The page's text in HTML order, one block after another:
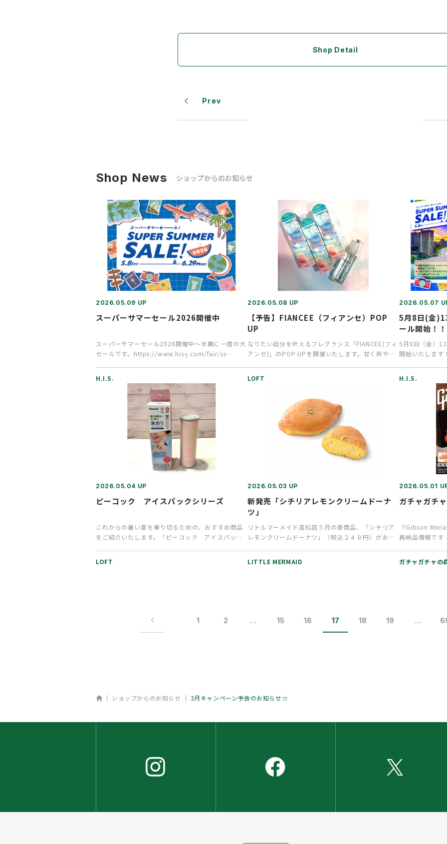
Shop Detail
Prev
Shop News ショップからのお知らせ
2026.05.09 UP
スーパーサマーセール2026開催中
スーパーサマーセール2026開催中～半期に一度の大
セールです。https://www.his-j.com/fair/ss…
H.I.S.
2026.05.08 UP
【予告】FIANCEE（フィアンセ）POP
UP
なりたい自分を叶えるフレグランス「FIANCEE(フィ
アンセ)」のPOP UPを開催いたします。甘く爽やか
LOFT
2026.05.07
5月8日(金
ール開始！！
5月8日（金）
開始いたしま
H.I.S.
2026.05.04 UP
ピーコック アイスパックシリーズ
これからの暑い夏を乗り切るための、おすすめ商品
をご紹介いたします。「ピーコック アイスパック
LOFT
2026.05.03 UP
新発売「シチリアレモンクリームドーナ
ツ」
リトルマーメイド高松店５月の新商品、「シチリア
レモンクリームドーナツ」（税込２４８円）がおス
LITTLE MERMAID
2026.05.01
ガチャガチ
『Gibson
再納品情報で
ガチャガチャの
1 2 … 15 16 17 18 19 …
ホーム
ショップからのお知らせ 3月キャンペーン予告のお知らせ☆